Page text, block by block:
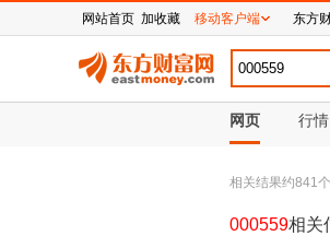
网页 行情
相关结果约841个
000559相关
网站首页 加收藏 移动客户端 东方